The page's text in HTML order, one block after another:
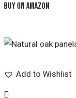
BUY ON AMAZON
Add to Wishlist